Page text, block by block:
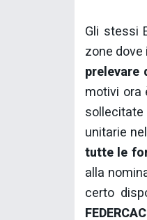
Gli stessi
zone
prelevare
motivi ora
unitarie
tutte le
alla
certo